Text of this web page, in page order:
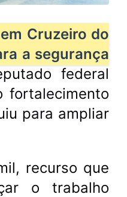
Cruzeiro do
a segurança
federal
fortalecimento
para ampliar
recurso que
o trabalho